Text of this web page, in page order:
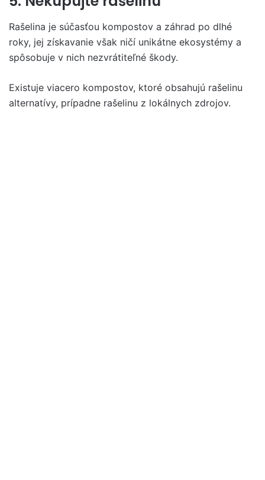
Rašelina je súčasťou kompostov a záhrad po dlhé
roky, jej získavanie však ničí unikátne ekosystémy a
spôsobuje v nich nezvrátiteľné škody.
Existuje viacero kompostov, ktoré obsahujú rašelinu
alternatívy, prípadne rašelinu z lokálnych zdrojov.